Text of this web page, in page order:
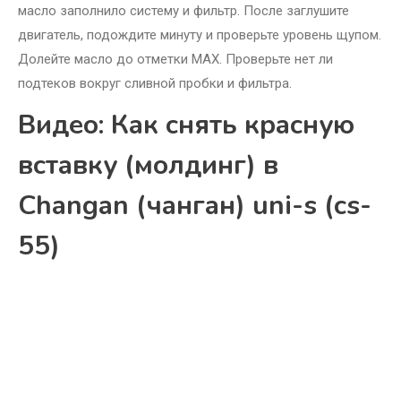
масло заполнило систему и фильтр. После заглушите
двигатель, подождите минуту и проверьте уровень щупом.
Долейте масло до отметки MAX. Проверьте нет ли
подтеков вокруг сливной пробки и фильтра.
Видео: Как снять красную
вставку (молдинг) в
Changan (чанган) uni-s (cs-
55)